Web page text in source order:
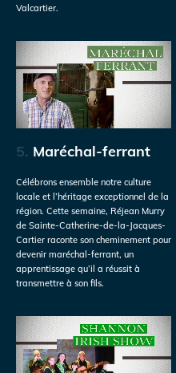
Valcartier.
5. Maréchal-ferrant
Célébrons ensemble notre culture
locale et l’héritage exceptionnel de la
région. Cette semaine, Réjean Murry
de Sainte-Catherine-de-la-Jacques-
Cartier raconte son cheminement pour
devenir maréchal-ferrant, un
apprentissage qu’il a réussit à
transmettre à son fils.